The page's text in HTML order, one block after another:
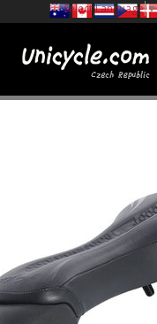
Select Language▼